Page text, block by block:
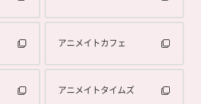
アニメイトカフェ
アニメイトタイムズ